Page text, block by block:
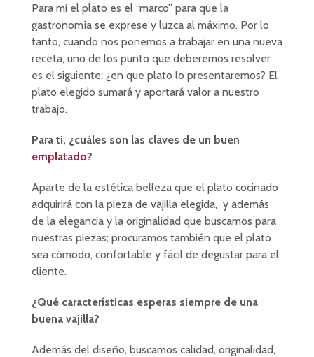
Para mi el plato es el “marco” para que la
gastronomía se exprese y luzca al máximo. Por lo
tanto, cuando nos ponemos a trabajar en una nueva
receta, uno de los punto que deberemos resolver
es el siguiente: ¿en que plato lo presentaremos? El
plato elegido sumará y aportará valor a nuestro
trabajo.
Para ti, ¿cuáles son las claves de un buen
emplatado?
Aparte de la estética belleza que el plato cocinado
adquirirá con la pieza de vajilla elegida, y además
de la elegancia y la originalidad que buscamos para
nuestras piezas; procuramos también que el plato
sea cómodo, confortable y fácil de degustar para el
cliente.
¿Qué características esperas siempre de una
buena vajilla?
Además del diseño, buscamos calidad, originalidad,